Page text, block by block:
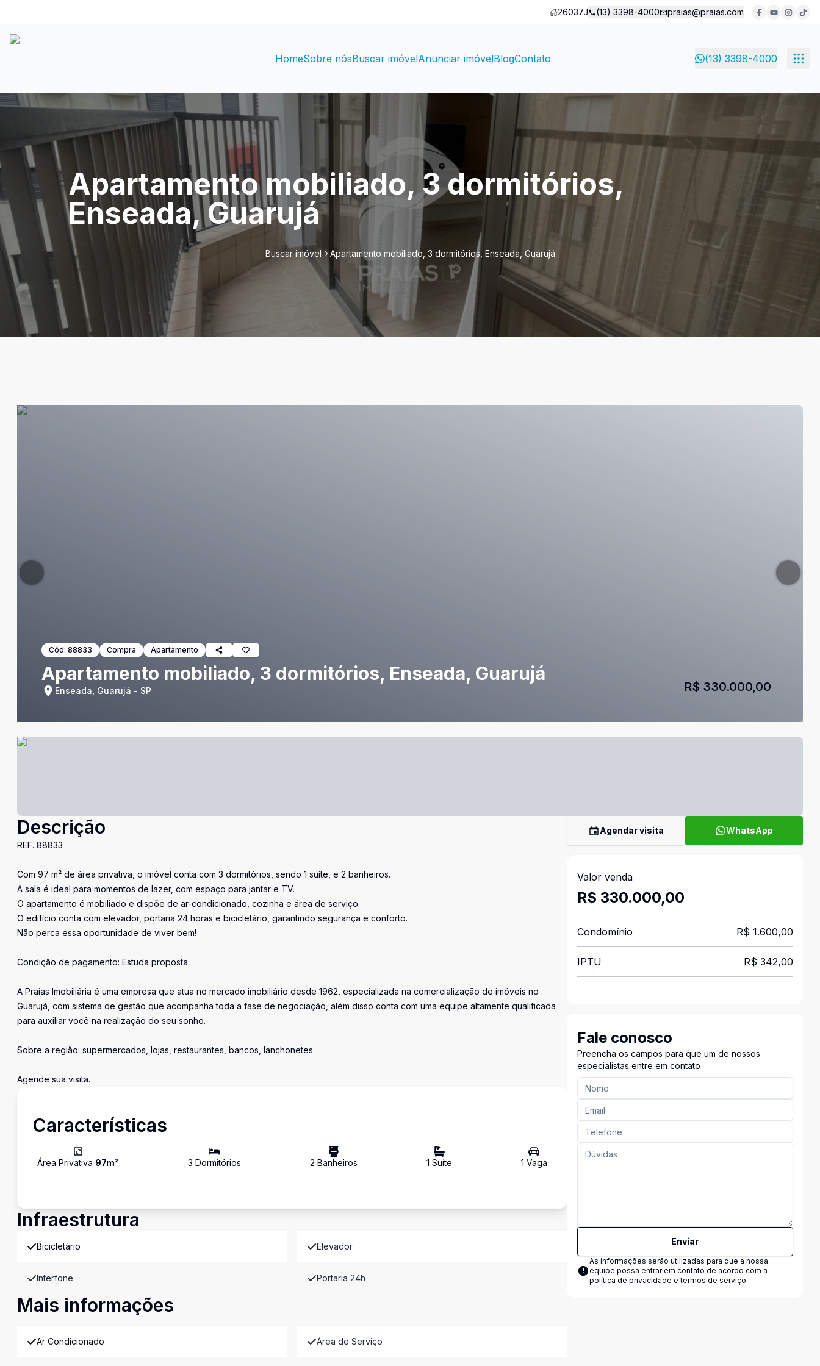
26037J (13) 3398-4000 praias@praias.com
HomeSobre nósBuscar imóvelAnunciar imóvelBlogContato (13) 3398-4000
Apartamento mobiliado, 3 dormitórios,
Enseada, Guarujá
Buscar imóvel Apartamento mobiliado, 3 dormitórios, Enseada, Guarujá
Cód: 88833 Compra Apartamento
Apartamento mobiliado, 3 dormitórios, Enseada, Guarujá
Enseada, Guarujá - SP R$ 330.000,00
Descrição
REF. 88833
Com 97 m² de área privativa, o imóvel conta com 3 dormitórios, sendo 1 suíte, e 2 banheiros.
A sala é ideal para momentos de lazer, com espaço para jantar e TV.
O apartamento é mobiliado e dispõe de ar-condicionado, cozinha e área de serviço.
O edifício conta com elevador, portaria 24 horas e bicicletário, garantindo segurança e conforto.
Não perca essa oportunidade de viver bem!
Condição de pagamento: Estuda proposta.
A Praias Imobiliária é uma empresa que atua no mercado imobiliário desde 1962, especializada na comercialização de imóveis no
Guarujá, com sistema de gestão que acompanha toda a fase de negociação, além disso conta com uma equipe altamente qualificada
para auxiliar você na realização do seu sonho.
Sobre a região: supermercados, lojas, restaurantes, bancos, lanchonetes.
Agende sua visita.
Características
Área Privativa 97m² 3 Dormitórios 2 Banheiros 1 Suíte 1 Vaga
Infraestrutura
Bicicletário Elevador
Interfone Portaria 24h
Mais informações
Ar Condicionado Área de Serviço
Agendar visita WhatsApp
Valor venda
R$ 330.000,00
Condomínio R$ 1.600,00
IPTU R$ 342,00
Fale conosco
Preencha os campos para que um de nossos
especialistas entre em contato
Enviar
As informações serão utilizadas para que a nossa
equipe possa entrar em contato de acordo com a
política de privacidade e termos de serviço